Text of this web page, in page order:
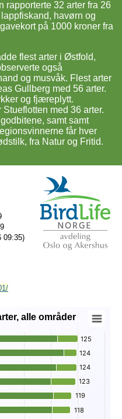
rapporterte 32 arter fra 26
havørn og
på 1000 kroner fra
flest arter i Østfold,
også
og musvåk. Flest arter
Gullberg med 56 arter.
og fjæreplytt.
med 36 arter.
samt samt
får hver
fra Natur og Fritid.
09:35)
alle områder
arter, alle områder
Art.
. Data ranges from 18 to
alle områder
125
125
124
124
124
124
123
123
119
119
118
118